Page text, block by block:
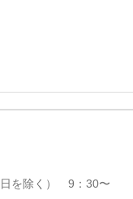
を除く） 9：30〜